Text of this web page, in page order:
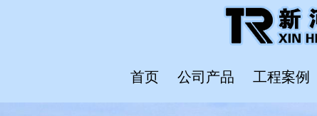
首页 公司产品 工程案例